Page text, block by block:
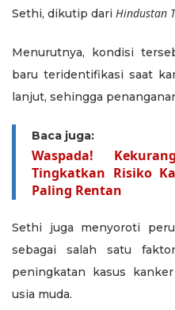
Sethi, dikutip dari Hindustan
Menurutnya, kondisi
baru teridentifikasi saat
lanjut, sehingga
Baca juga:
Waspada!
Tingkatkan Risiko
Paling Rentan
Sethi juga menyoroti
sebagai salah satu
peningkatan kasus
usia muda.